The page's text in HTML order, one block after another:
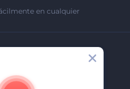
en cualquier